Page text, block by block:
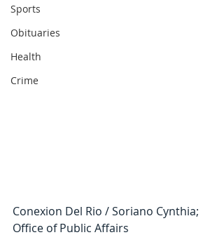
Sports
Obituaries
Health
Crime
Conexion Del Rio / Soriano Cynthia;
Office of Public Affairs